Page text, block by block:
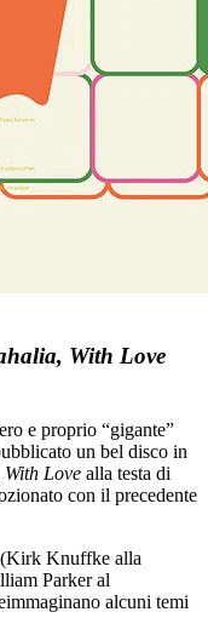
With Love
e proprio “gigante”
un bel disco in
Love alla testa di
con il precedente
Knuffke alla
Parker al
alcuni temi